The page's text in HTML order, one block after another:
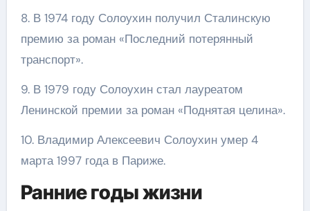
8. В 1974 году Солоухин получил Сталинскую
премию за роман «Последний потерянный
транспорт».
9. В 1979 году Солоухин стал лауреатом
Ленинской премии за роман «Поднятая целина».
10. Владимир Алексеевич Солоухин умер 4
марта 1997 года в Париже.
Ранние годы жизни